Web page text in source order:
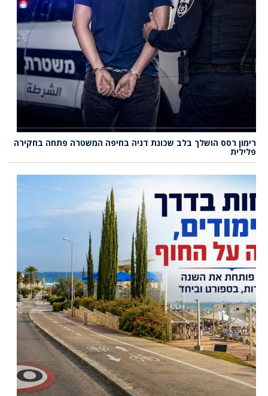
רימון רסס הושלך בלב שכונת דניה בחיפה המשטרה פתחה בחקירה
פלילית